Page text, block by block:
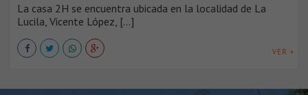
La casa 2H se encuentra ubicada en la localidad de La
Lucila, Vicente López, [...]
VER +